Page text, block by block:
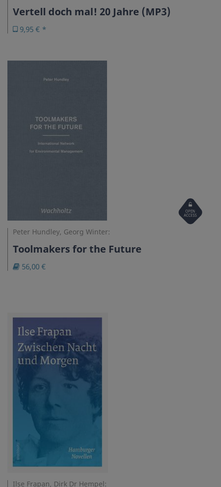
Vertell doch mal! 20 Jahre (MP3)
9,95 € *
Open
Access
Peter Hundley, Georg Winter:
Toolmakers for the Future
56,00 €
Ilse Frapan, Dirk Dr Hempel: